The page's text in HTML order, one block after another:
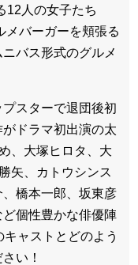
12人の女子たち
メバーガーを頬張る
バス形式のグルメ
スターで退団後初
ドラマ初出演の太
、大塚ヒロタ、大
矢、カトウシンス
橋本一郎、坂東彦
個性豊かな俳優陣
ャストとどのよう
い！